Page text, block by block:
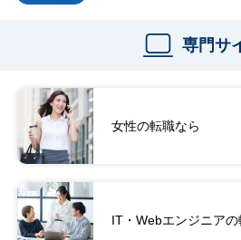
専門サ
女性の転職なら
IT・Webエンジニアの